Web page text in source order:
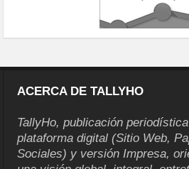
ACERCA DE TALLYHO
TallyHo, publicación
plataforma digital (Sitio Web,
Sociales) y versión Impresa,